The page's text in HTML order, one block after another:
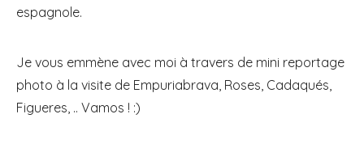
espagnole.
Je vous emmène avec moi à travers de mini reportage
photo à la visite de Empuriabrava, Roses, Cadaqués,
Figueres, .. Vamos ! :)